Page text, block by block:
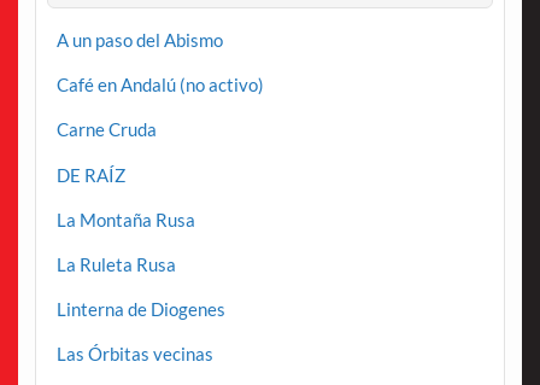
A un paso del Abismo
Café en Andalú (no activo)
Carne Cruda
DE RAÍZ
La Montaña Rusa
La Ruleta Rusa
Linterna de Diogenes
Las Órbitas vecinas